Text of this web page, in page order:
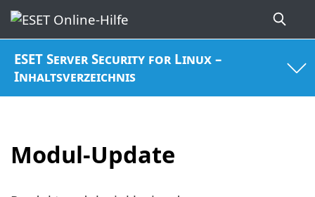
ESET Server Security for Linux –
Inhaltsverzeichnis
Modul-Update